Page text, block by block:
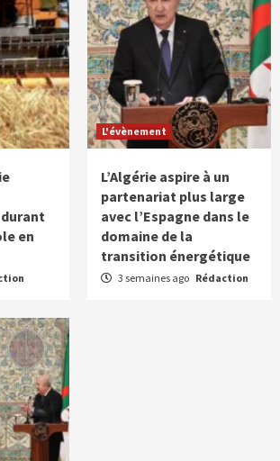
en
L'évènement
L’Algérie aspire à un
partenariat plus large
avec l’Espagne dans le
domaine de la
transition énergétique
3 semaines ago Rédaction